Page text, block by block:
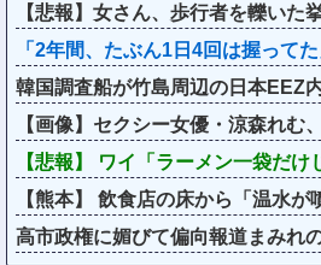
【悲報】女さん、歩行者を轢いた
「2年間、たぶん1日4回は握って
韓国調査船が竹島周辺の日本EEZ
【画像】セクシー女優・涼森れむ
【悲報】 ワイ「ラーメン一袋だけ
【熊本】 飲食店の床から「温水
高市政権に媚びて偏向報道まみれ